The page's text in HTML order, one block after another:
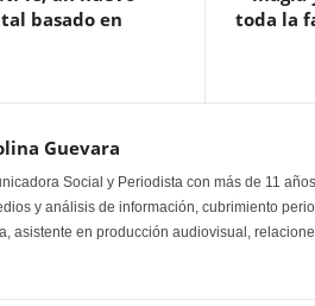
basado en
toda la
Guevara
Social y Periodista con más de 11
y análisis de información, cubrimiento
asistente en producción audiovisual,